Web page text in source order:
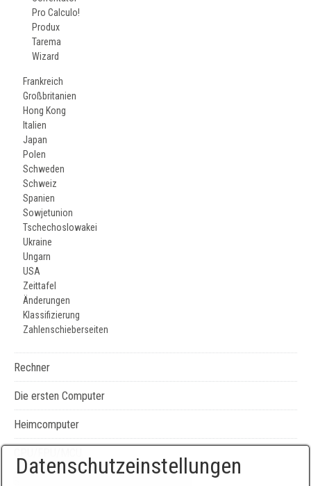
Pro Calculo!
Produx
Tarema
Wizard
Frankreich
Großbritanien
Hong Kong
Italien
Japan
Polen
Schweden
Schweiz
Spanien
Sowjetunion
Tschechoslowakei
Ukraine
Ungarn
USA
Zeittafel
Änderungen
Klassifizierung
Zahlenschieberseiten
Rechner
Die ersten Computer
Heimcomputer
Datenschutzeinstellungen